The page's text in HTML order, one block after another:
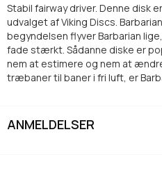
Stabil fairway driver. Denne disk
udvalget af Viking Discs.
begyndelsen flyver Barbarian
fade stærkt. Sådanne diske er
nem at estimere og nem at
træbaner til baner i fri luft, er
ANMELDELSER